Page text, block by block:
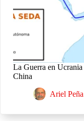
La Guerra en
China
Ariel Peña